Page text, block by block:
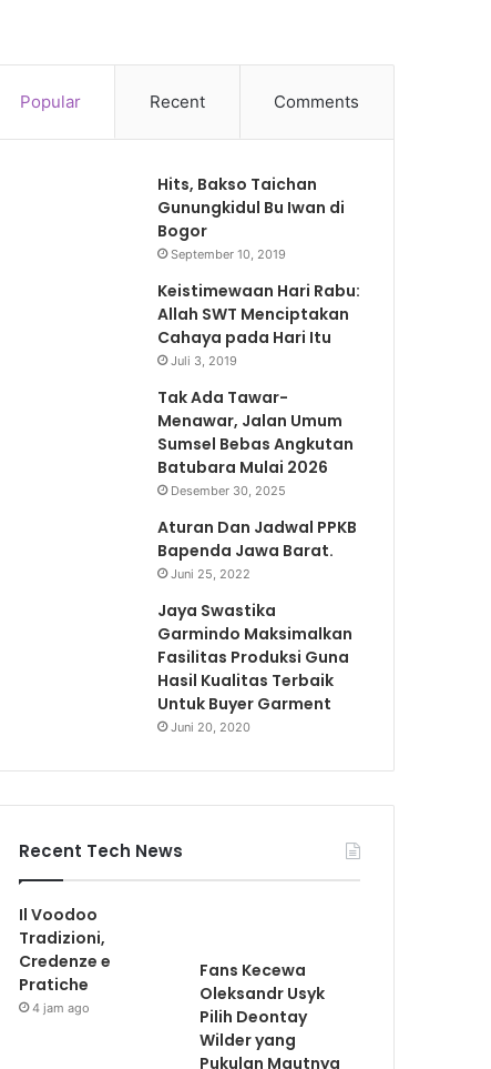
Popular Recent Comments
Hits, Bakso Taichan
Gunungkidul Bu Iwan di
Bogor
September 10, 2019
Keistimewaan Hari Rabu:
Allah SWT Menciptakan
Cahaya pada Hari Itu
Juli 3, 2019
Tak Ada Tawar-
Menawar, Jalan Umum
Sumsel Bebas Angkutan
Batubara Mulai 2026
Desember 30, 2025
Aturan Dan Jadwal PPKB
Bapenda Jawa Barat.
Juni 25, 2022
Jaya Swastika
Garmindo Maksimalkan
Fasilitas Produksi Guna
Hasil Kualitas Terbaik
Untuk Buyer Garment
Juni 20, 2020
Recent Tech News
Il Voodoo
Tradizioni,
Credenze e
Pratiche
4 jam ago
Fans Kecewa
Oleksandr Usyk
Pilih Deontay
Wilder yang
Pukulan Mautnya